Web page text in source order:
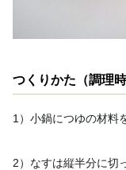
つくりかた（調理
1）小鍋につゆの材料
2）なすは縦半分に切